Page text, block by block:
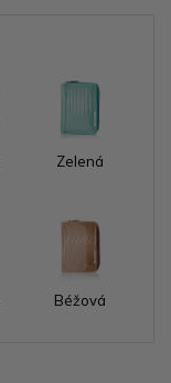
Zelená
Béžová